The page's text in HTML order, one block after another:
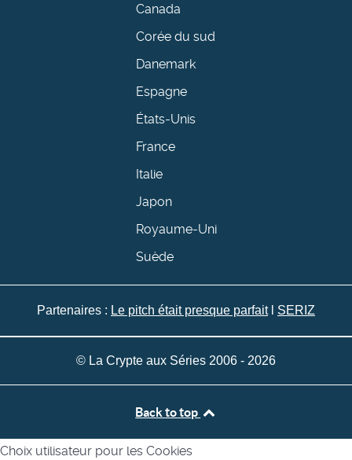
Canada
Corée du sud
Danemark
Espagne
États-Unis
France
Italie
Japon
Royaume-Uni
Suède
Partenaires : Le pitch était presque parfaitl SERIZ
© La Crypte aux Séries 2006 - 2026
Back to top
Choix utilisateur pour les Cookies